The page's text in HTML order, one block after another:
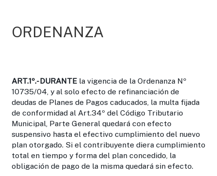
ORDENANZA
ART.1º.-DURANTE la vigencia de la Ordenanza Nº
10735/04, y al solo efecto de refinanciación de
deudas de Planes de Pagos caducados, la multa fijada
de conformidad al Art.34º del Código Tributario
Municipal, Parte General quedará con efecto
suspensivo hasta el efectivo cumplimiento del nuevo
plan otorgado. Si el contribuyente diera cumplimiento
total en tiempo y forma del plan concedido, la
obligación de pago de la misma quedará sin efecto.